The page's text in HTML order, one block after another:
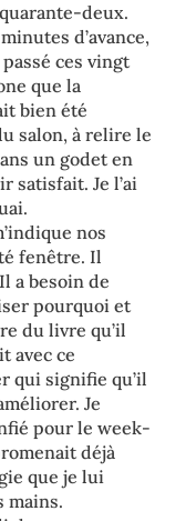
deux.
d’avance,
ces vingt
que la
bien été
salon, à relire le
un godet en
satisfait. Je l’ai
nos
fenêtre. Il
a besoin de
pourquoi et
du livre qu’il
avec ce
qui signifie qu’il
Je
pour le week-
déjà
que je lui
mains.